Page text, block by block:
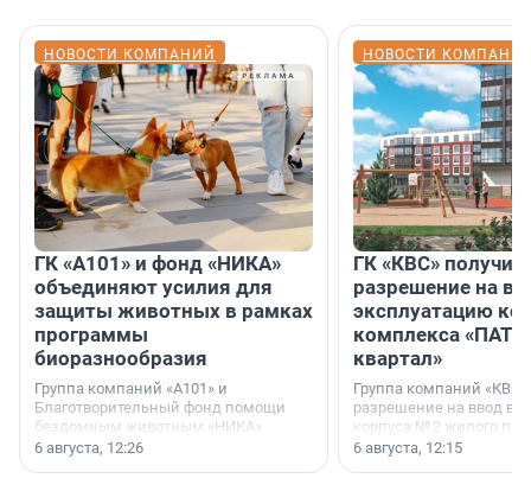
НОВОСТИ КОМПАНИЙ
ГК «А101» и фонд «НИКА»
объединяют усилия для
защиты животных в рамках
программы
биоразнообразия
Группа компаний «А101» и
Благотворительный фонд помощи
бездомным животным «НИКА»
заключили соглашение о
6 августа, 12:26
НОВОСТИ
ГК «КВС»
разрешение на
эксплуатацию
комплекса
квартал»
Группа компаний
разрешение на ввод в
корпуса № 2 жилого
Уютный квартал»,
6 августа, 12:15